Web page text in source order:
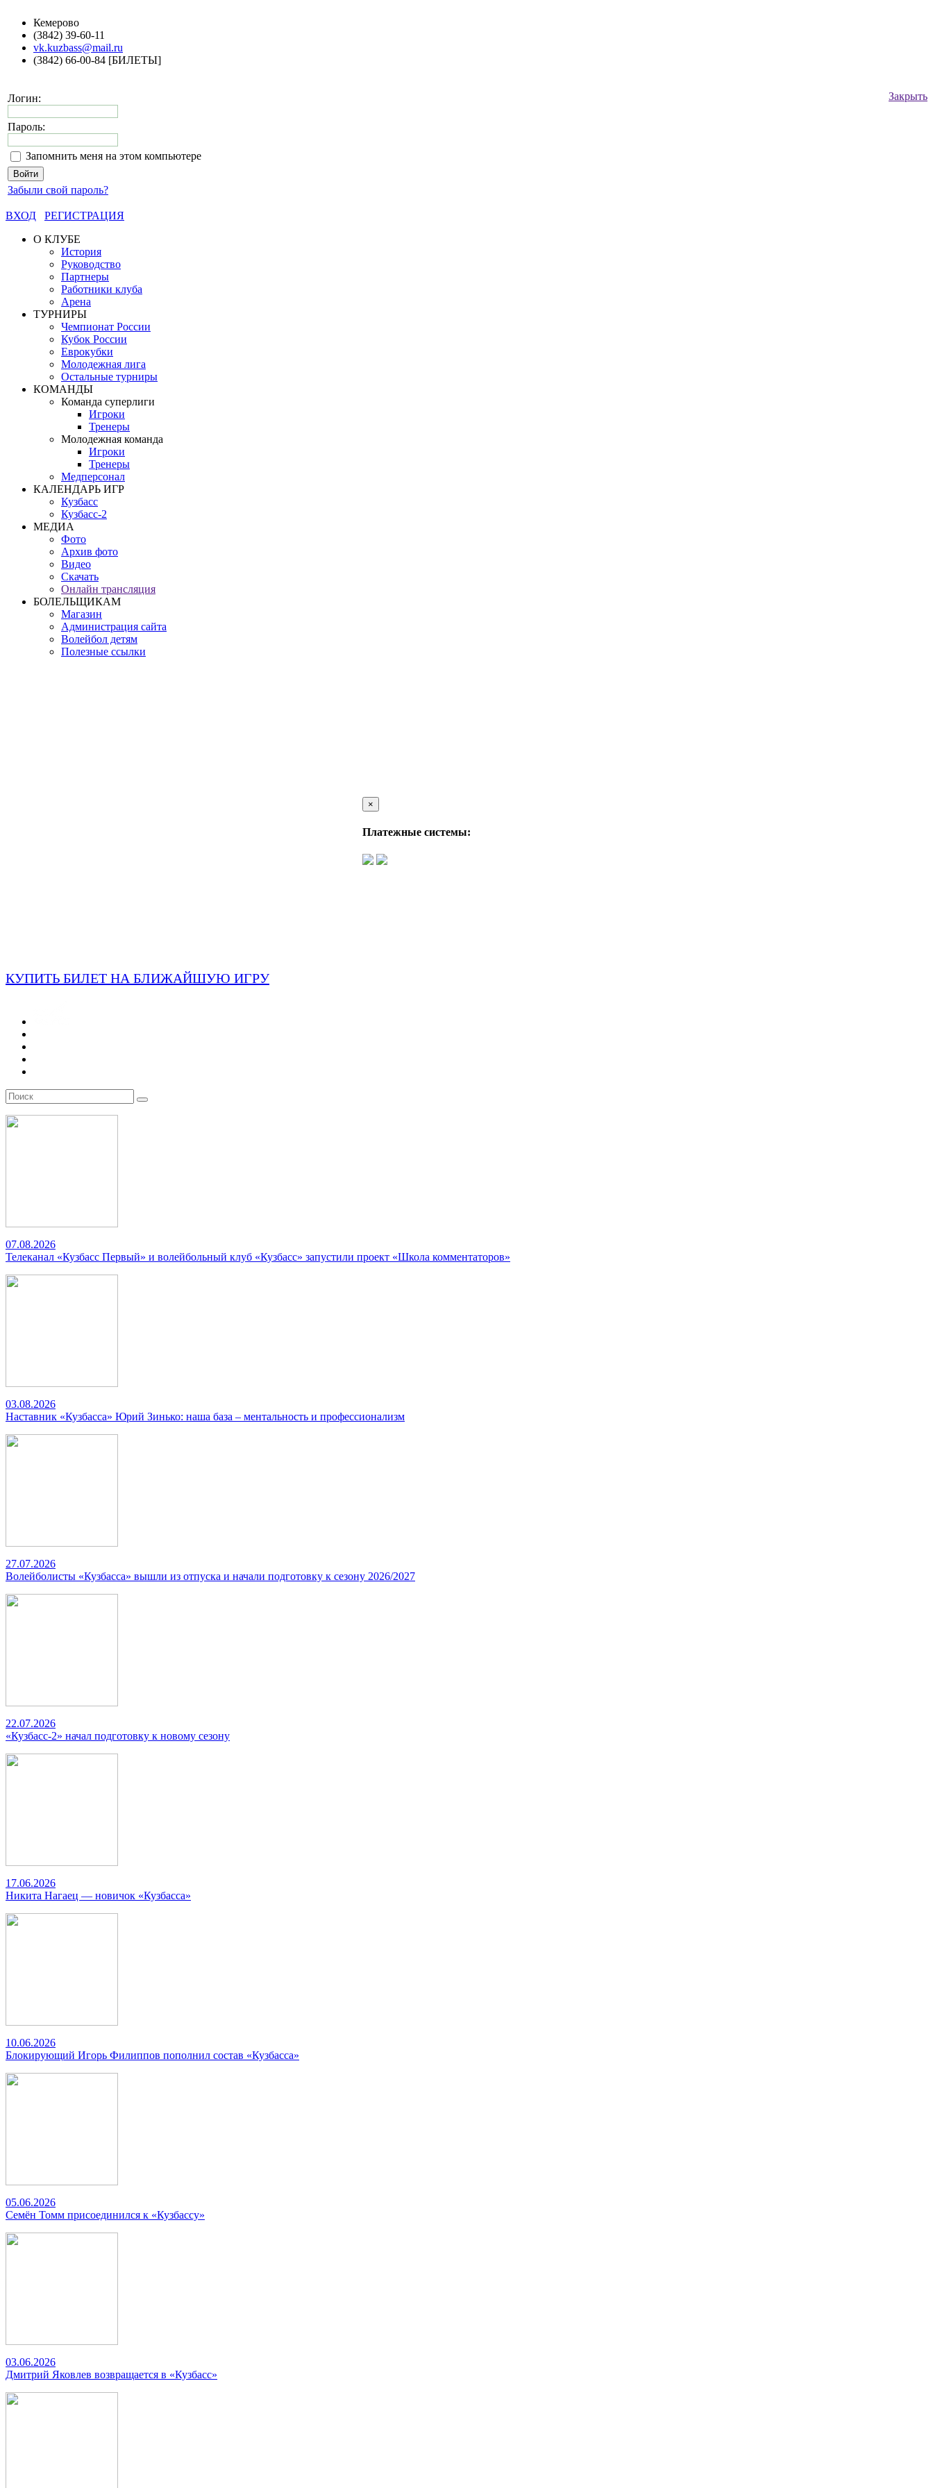
Кемерово
(3842) 39-60-11
vk.kuzbass@mail.ru
(3842) 66-00-84 [БИЛЕТЫ]
Закрыть
Логин:
Пароль:
Запомнить меня на этом компьютере
Забыли свой пароль?
ВХОД
РЕГИСТРАЦИЯ
О КЛУБЕ
История
Руководство
Партнеры
Работники клуба
Арена
ТУРНИРЫ
Чемпионат России
Кубок России
Еврокубки
Молодежная лига
Остальные турниры
КОМАНДЫ
Команда суперлиги
Игроки
Тренеры
Молодежная команда
Игроки
Тренеры
Медперсонал
КАЛЕНДАРЬ ИГР
Кузбасс
Кузбасс-2
МЕДИА
Фото
Архив фото
Видео
Скачать
Онлайн трансляция
БОЛЕЛЬЩИКАМ
Магазин
Администрация сайта
Волейбол детям
Полезные ссылки
×
Платежные системы:
КУПИТЬ БИЛЕТ НА БЛИЖАЙШУЮ ИГРУ
07.08.2026
Телеканал «Кузбасс Первый» и волейбольный клуб «Кузбасс» запустили проект «Школа комментаторов»
03.08.2026
Наставник «Кузбасса» Юрий Зинько: наша база – ментальность и профессионализм
27.07.2026
Волейболисты «Кузбасса» вышли из отпуска и начали подготовку к сезону 2026/2027
22.07.2026
«Кузбасс-2» начал подготовку к новому сезону
17.06.2026
Никита Нагаец — новичок «Кузбасса»
10.06.2026
Блокирующий Игорь Филиппов пополнил состав «Кузбасса»
05.06.2026
Семён Томм присоединился к «Кузбассу»
03.06.2026
Дмитрий Яковлев возвращается в «Кузбасс»